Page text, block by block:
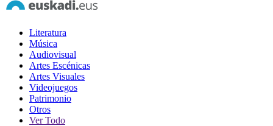
Literatura
Música
Audiovisual
Artes Escénicas
Artes Visuales
Videojuegos
Patrimonio
Otros
Ver Todo